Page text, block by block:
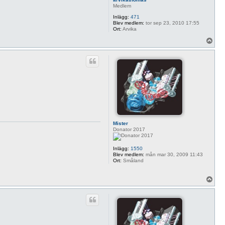
Medlem
Inlägg: 471
Blev medlem: tor sep 23, 2010 17:55
Ort: Arvika
p
Mister
Donator 2017
Inlägg: 1550
Blev medlem: mån mar 30, 2009 11:43
Ort: Småland
p